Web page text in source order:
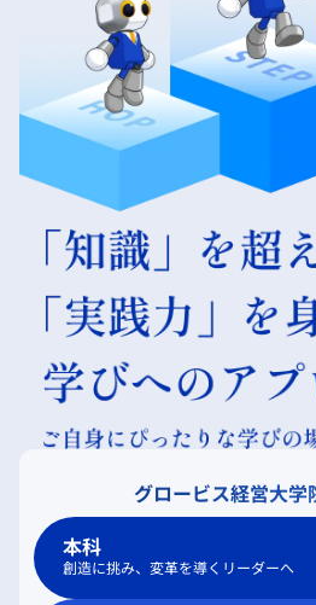
グロービス経営大学
本科
創造に挑み、変革を導くリーダーへ